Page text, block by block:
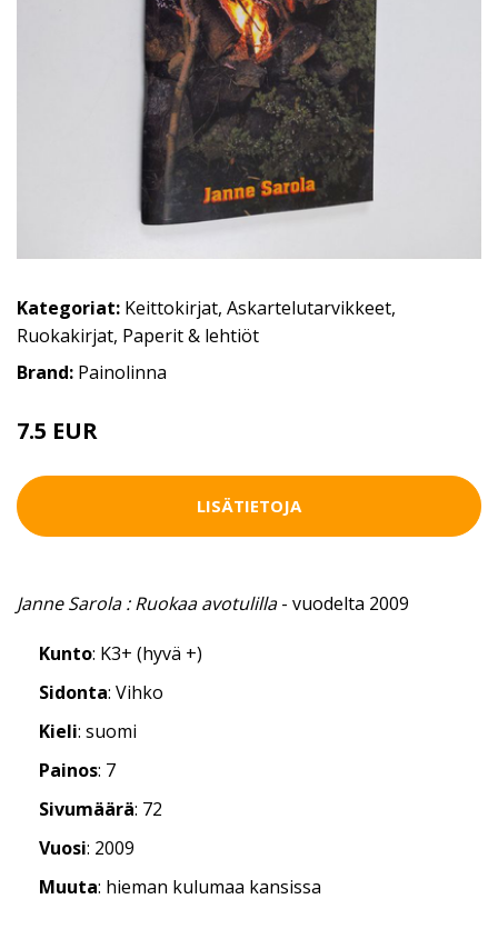
Kategoriat: Keittokirjat, Askartelutarvikkeet,
Ruokakirjat, Paperit & lehtiöt
Brand: Painolinna
7.5 EUR
LISÄTIETOJA
Janne Sarola : Ruokaa avotulilla- vuodelta 2009
Kunto: K3+ (hyvä +)
Sidonta: Vihko
Kieli: suomi
Painos: 7
Sivumäärä: 72
Vuosi: 2009
Muuta: hieman kulumaa kansissa